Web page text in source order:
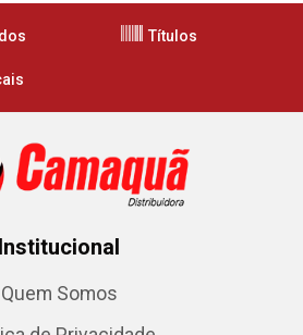
Títulos
Institucional
Quem Somos